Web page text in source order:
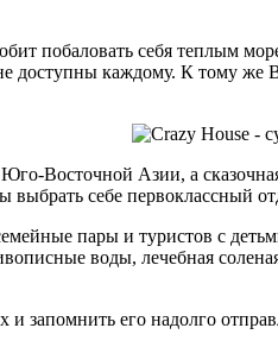
побаловать себя теплым
доступны каждому. К тому
Восточной Азии, а
выбрать себе первоклассный
пары и туристов с
воды, лечебная
и запомнить его надолго